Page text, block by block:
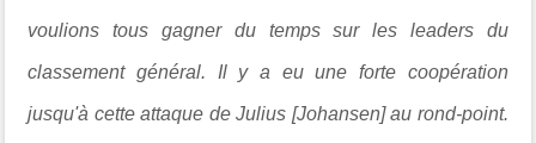
voulions tous gagner du temps sur les leaders du
classement général. Il y a eu une forte coopération
jusqu'à cette attaque de Julius [Johansen] au rond-point.